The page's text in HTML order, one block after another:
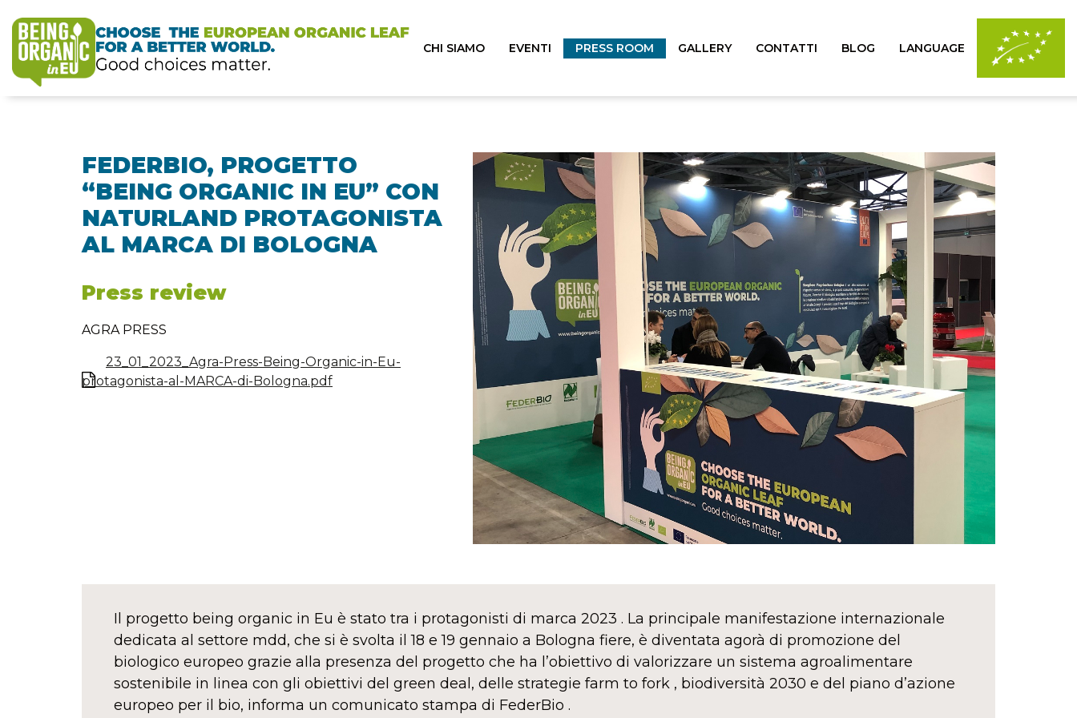
CHI SIAMO EVENTI PRESS ROOM GALLERY CONTATTI BLOG LANGUAGE
FEDERBIO, PROGETTO
“BEING ORGANIC IN EU” CON
NATURLAND PROTAGONISTA
AL MARCA DI BOLOGNA
Press review
AGRA PRESS
23_01_2023_Agra-Press-Being-Organic-in-Eu-
protagonista-al-MARCA-di-Bologna.pdf
Il progetto being organic in Eu è stato tra i protagonisti di marca 2023 . La principale manifestazione internazionale
dedicata al settore mdd, che si è svolta il 18 e 19 gennaio a Bologna fiere, è diventata agorà di promozione del
biologico europeo grazie alla presenza del progetto che ha l’obiettivo di valorizzare un sistema agroalimentare
sostenibile in linea con gli obiettivi del green deal, delle strategie farm to fork , biodiversità 2030 e del piano d’azione
europeo per il bio, informa un comunicato stampa di FederBio .